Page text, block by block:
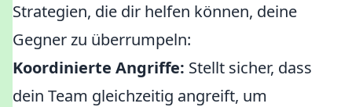
Strategien, die dir helfen können, deine
Gegner zu überrumpeln:
Koordinierte Angriffe: Stellt sicher, dass
dein Team gleichzeitig angreift, um